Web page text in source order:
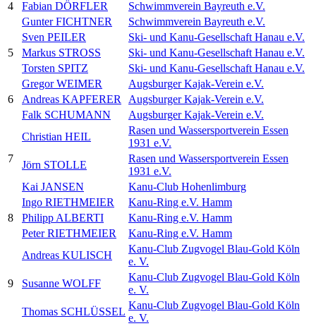
4
Fabian DÖRFLER
Schwimmverein Bayreuth e.V.
Gunter FICHTNER
Schwimmverein Bayreuth e.V.
5
Sven PEILER
Ski- und Kanu-Gesellschaft Hanau e.V.
Markus STROSS
Ski- und Kanu-Gesellschaft Hanau e.V.
Torsten SPITZ
Ski- und Kanu-Gesellschaft Hanau e.V.
6
Gregor WEIMER
Augsburger Kajak-Verein e.V.
Andreas KAPFERER
Augsburger Kajak-Verein e.V.
Falk SCHUMANN
Augsburger Kajak-Verein e.V.
7
Christian HEIL
Rasen und Wassersportverein Essen
1931 e.V.
Jörn STOLLE
Rasen und Wassersportverein Essen
1931 e.V.
Kai JANSEN
Kanu-Club Hohenlimburg
8
Ingo RIETHMEIER
Kanu-Ring e.V. Hamm
Philipp ALBERTI
Kanu-Ring e.V. Hamm
Peter RIETHMEIER
Kanu-Ring e.V. Hamm
9
Andreas KULISCH
Kanu-Club Zugvogel Blau-Gold Köln
e. V.
Susanne WOLFF
Kanu-Club Zugvogel Blau-Gold Köln
e. V.
Thomas SCHLÜSSEL
Kanu-Club Zugvogel Blau-Gold Köln
e. V.